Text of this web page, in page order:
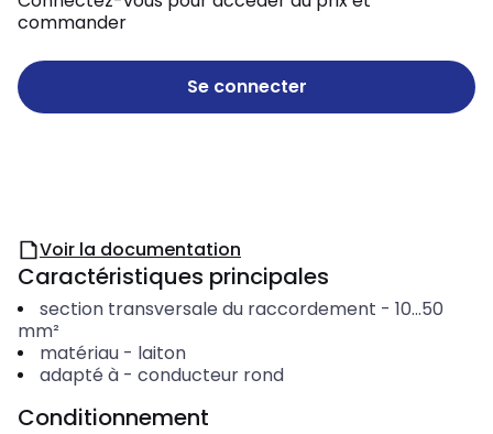
commander
Se connecter
Voir la documentation
Caractéristiques principales
section transversale du raccordement - 10...50
mm²
matériau- laiton
adapté à- conducteur rond
Conditionnement